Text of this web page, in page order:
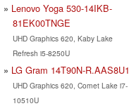
Lenovo Yoga 530-14IKB-
81EK00TNGE
UHD Graphics 620, Kaby Lake
Refresh i5-8250U
LG Gram 14T90N-R.AAS8U1
UHD Graphics 620, Comet Lake i7-
10510U